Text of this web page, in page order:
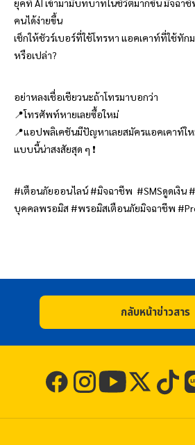
ยุคที่ AI เข้ามามีบทบาทในชีวิตมากขึ้น มิจฉา
คนได้ง่ายขึ้น
เช็กให้ชัวร์เบอร์ที่ใช้โทรหา แอคเคาท์ที่ใช้ทัก
หรือเปล่า?
อย่าหลงเชื่อเชียวนะถ้าโทรมาบอกว่า
📍โทรศัพท์หายเลยซื้อใหม่
📍แอปพลิเคชันมีปัญหาเลยสมัครแอคเคาท์ใ
แบบนี้น่าสงสัยสุด ๆ ❗
#เตือนภัยออนไลน์ #มิจฉาชีพ #SMSดูดเงิน
บุคคลพรอมิส#พรอมิสเตือนภัยมิจฉาชีพ
กลับหน้าข่าวสาร